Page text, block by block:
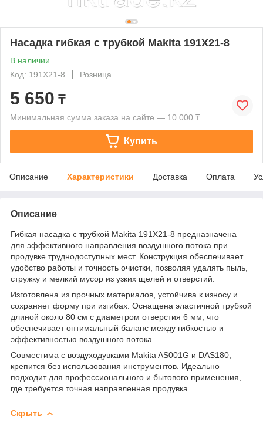
Насадка гибкая с трубкой Makita 191X21-8
В наличии
Код: 191X21-8
Розница
5 650 ₸
Минимальная сумма заказа на сайте — 10 000 ₸
Купить
Описание Характеристики Доставка Оплата
Описание
Гибкая насадка с трубкой Makita 191X21-8 предназначена
для эффективного направления воздушного потока при
продувке труднодоступных мест. Конструкция обеспечивает
удобство работы и точность очистки, позволяя удалять пыль,
стружку и мелкий мусор из узких щелей и отверстий.
Изготовлена из прочных материалов, устойчива к износу и
сохраняет форму при изгибах. Оснащена эластичной трубкой
длиной около 80 см с диаметром отверстия 6 мм, что
обеспечивает оптимальный баланс между гибкостью и
эффективностью воздушного потока.
Совместима с воздуходувками Makita AS001G и DAS180,
крепится без использования инструментов. Идеально
подходит для профессионального и бытового применения,
где требуется точная направленная продувка.
Скрыть